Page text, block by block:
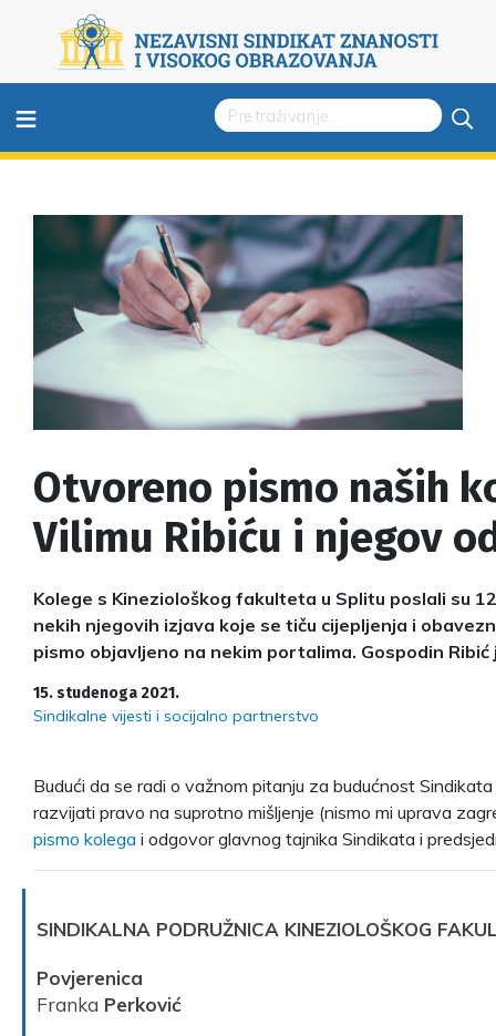
≡
Otvoreno pismo naših
Vilimu Ribiću i njegov
Kolege s Kineziološkog fakulteta u Splitu poslali su
nekih njegovih izjava koje se tiču cijepljenja i
pismo objavljeno na nekim portalima. Gospodin
15. studenoga 2021.
Sindikalne vijesti i socijalno partnerstvo
Budući da se radi o važnom pitanju za budućnost
razvijati pravo na suprotno mišljenje (nismo mi uprava
pismo kolega i odgovor glavnog tajnika Sindikata i
SINDIKALNA PODRUŽNICA KINEZIOLOŠKOG
Povjerenica
Franka Perković